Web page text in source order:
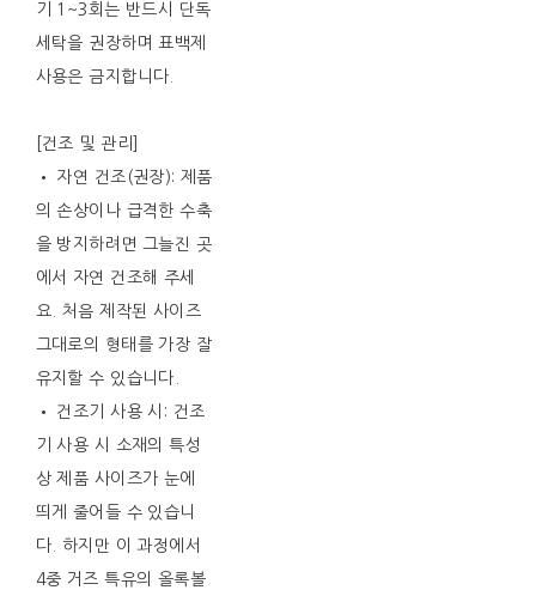
기 1~3회는 반드시 단독
세탁을 권장하며 표백제
사용은 금지합니다.
[건조 및 관리]
• 자연 건조(권장): 제품
의 손상이나 급격한 수축
을 방지하려면 그늘진 곳
에서 자연 건조해 주세
요. 처음 제작된 사이즈
그대로의 형태를 가장 잘
유지할 수 있습니다.
• 건조기 사용 시: 건조
기 사용 시 소재의 특성
상 제품 사이즈가 눈에
띄게 줄어들 수 있습니
다. 하지만 이 과정에서
4중 거즈 특유의 올록볼